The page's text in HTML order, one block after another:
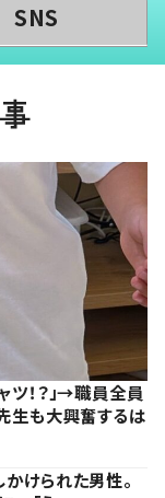
SNS
！？」→職員全員
生も大興奮するは
けられた男性。